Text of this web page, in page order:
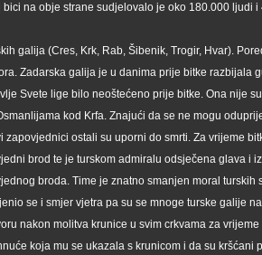
bici na obje strane sudjelovalo je oko 180.000 ljudi
galija (Cres, Krk, Rab, Šibenik, Trogir, Hvar).
Zadarska galija je u danima prije bitke razbijala
Svete lige bilo neoštećeno prije bitke. Ona nije
kod Krfa. Znajući da se ne mogu
zapovjednici ostali su uporni do smrti. Za vrijeme
brod te je turskom admiralu odsječena glava i
broda. Time je znatno smanjen moral
se i smjer vjetra pa su se mnoge turske galije
nakon molitva krunice u svim crkvama za
koja mu se ukazala s krunicom i da su kršćani